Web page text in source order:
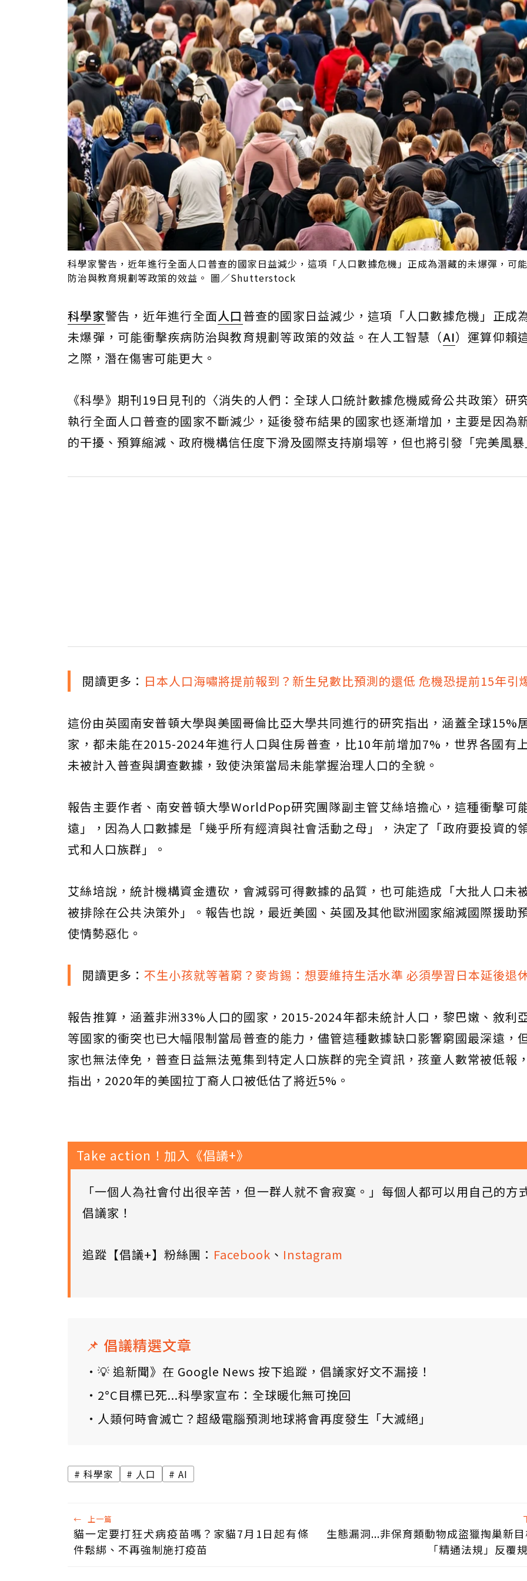
科學家警告，近年進行全面人口普查的國家日益減少，這項「人口數據危機」正成為潛藏的未爆彈，可
防治與教育規劃等政策的效益。 圖／Shutterstock
科學家警告，近年進行全面人口普查的國家日益減少，這項「人口數據危機」正成
未爆彈，可能衝擊疾病防治與教育規劃等政策的效益。在人工智慧（AI）運算仰賴
之際，潛在傷害可能更大。
《科學》期刊19日見刊的〈消失的人們：全球人口統計數據危機威脅公共政策〉研
執行全面人口普查的國家不斷減少，延後發布結果的國家也逐漸增加，主要是因為
的干擾、預算縮減、政府機構信任度下滑及國際支持崩塌等，但也將引發「完美風暴
閱讀更多： 日本人口海嘯將提前報到？新生兒數比預測的還低 危機恐提前15年引
這份由英國南安普頓大學與美國哥倫比亞大學共同進行的研究指出，涵蓋全球15%
家，都未能在2015-2024年進行人口與住房普查，比10年前增加7%，世界各國有
未被計入普查與調查數據，致使決策當局未能掌握治理人口的全貌。
報告主要作者、南安普頓大學WorldPop研究團隊副主管艾絲培擔心，這種衝擊可
遠」，因為人口數據是「幾乎所有經濟與社會活動之母」，決定了「政府要投資的
式和人口族群」。
艾絲培說，統計機構資金遭砍，會減弱可得數據的品質，也可能造成「大批人口未
被排除在公共決策外」。報告也說，最近美國、英國及其他歐洲國家縮減國際援助
使情勢惡化。
閱讀更多： 不生小孩就等著窮？麥肯錫：想要維持生活水準 必須學習日本延後退
報告推算，涵蓋非洲33%人口的國家，2015-2024年都未統計人口，黎巴嫩、敘利
等國家的衝突也已大幅限制當局普查的能力，儘管這種數據缺口影響窮國最深遠，
家也無法倖免，普查日益無法蒐集到特定人口族群的完全資訊，孩童人數常被低報
指出，2020年的美國拉丁裔人口被低估了將近5%。
Take action！加入《倡議+》
「一個人為社會付出很辛苦，但一群人就不會寂寞。」每個人都可以用自己的方
倡議家！
追蹤【倡議+】粉絲團： Facebook 、 Instagram
📌 倡議精選文章
💡 追新聞》在 Google News 按下追蹤，倡議家好文不漏接！
2°C目標已死...科學家宣布：全球暖化無可挽回
人類何時會滅亡？超級電腦預測地球將會再度發生「大滅絕」
科學家 人口 AI
← 上一篇
貓一定要打狂犬病疫苗嗎？家貓7月1日起有條
件鬆綁、不再強制施打疫苗
生態漏洞...非保育類動物成盜獵掏巢新
「精通法規」反覆